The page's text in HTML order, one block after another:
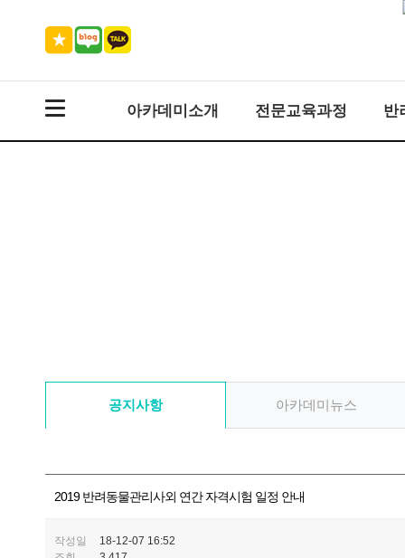
아카데미소개 전문교육과정 반
공지사항 아카데미뉴스
2019 반려동물관리사외 연간 자격시험 일정 안내
작성일
18-12-07 16:52